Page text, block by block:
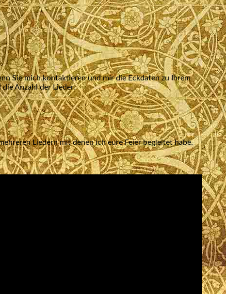
Sie mich kontaktieren und mir die Eckdaten zu Ihrem
Anzahl der Lieder.
Liedern mit denen ich eure Feier begleitet habe.